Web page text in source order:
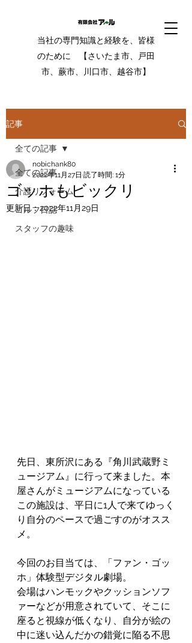
当社の専門知識と経験を、皆様
のために 【さいたま市、戸田
市、蕨市、川口市、越谷市】
記事
全ての記事
介護リフォーム
ゴルフ日誌
スタッフの趣味
全ての記事
ゴッホもビックリ
nobichank80
2022年11月27日 読了時間: 1分
更新日：2022年11月29日
先日、東所沢にある『角川武蔵野ミ
ュージアム』に行って来ました。本
屋さんがミュージアムになっている
この施設は、平日に1人で来てゆっく
り自分のペースで過ごすのがオスス
メ。
今回のお目当ては、「ファン・ゴッ
ホ」体験型デジタル劇場。
会場はハンモックやクッションソフ
ァーなどが用意されていて、そこに
座ると視線が低くなり、自分が絵の
中に迷い込んだかの錯覚に陥る不思